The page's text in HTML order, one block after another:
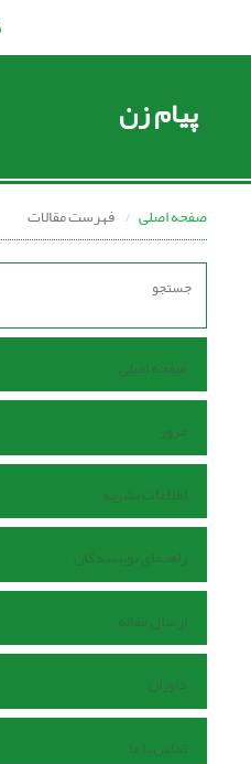
پیام زن
صفحه اصلی فهرست مقالات
صفحه اصلی
مرور
اطلاعات نشریه
راهنمای نویسندگان
ارسال مقاله
داوران
تماس با ما